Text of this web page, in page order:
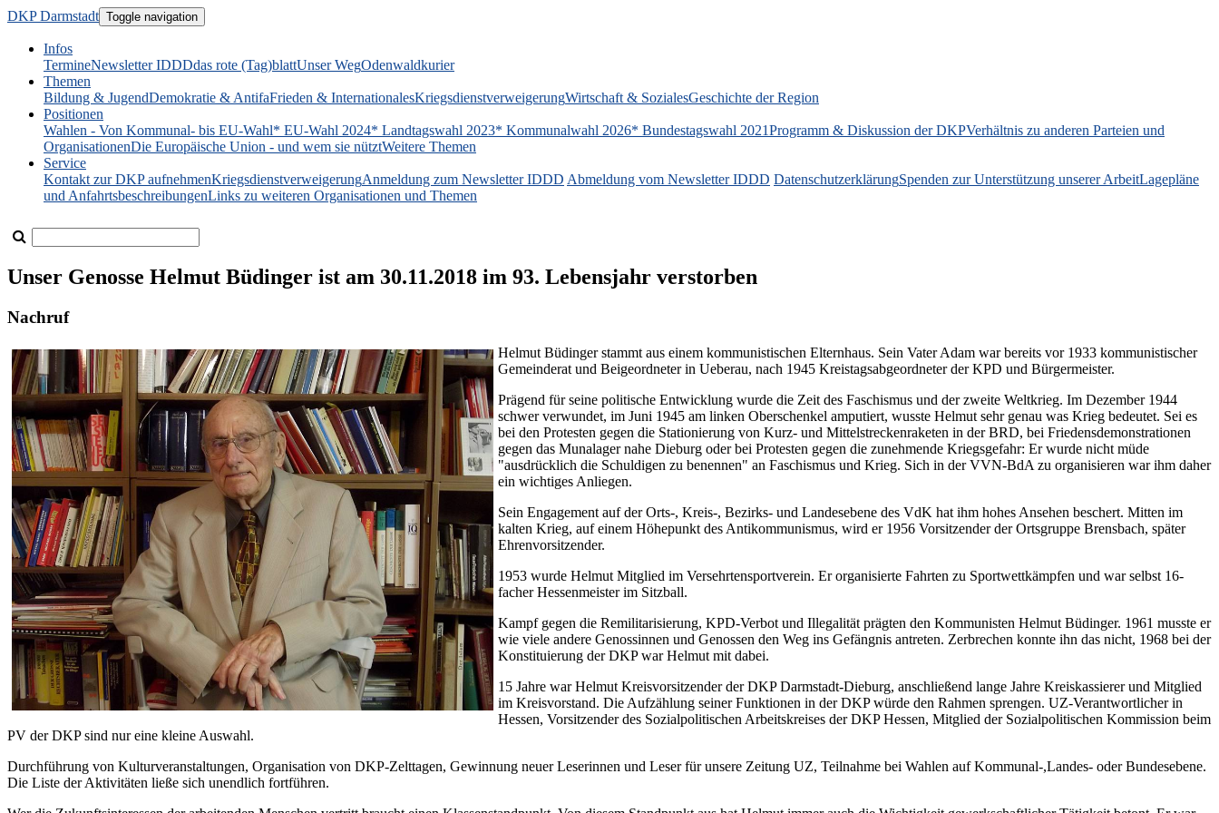
DKP Darmstadt Toggle navigation
Infos
TermineNewsletter IDDDdas rote (Tag)blattUnser WegOdenwaldkurier
Themen
Bildung & JugendDemokratie & AntifaFrieden & InternationalesKriegsdienstverweigerungWirtschaft & SozialesGeschichte der Region
Positionen
Wahlen - Von Kommunal- bis EU-Wahl* EU-Wahl 2024* Landtagswahl 2023* Kommunalwahl 2026* Bundestagswahl 2021Programm & Diskussion der DKPVerhältnis zu anderen Parteien und
OrganisationenDie Europäische Union - und wem sie nütztWeitere Themen
Service
Kontakt zur DKP aufnehmenKriegsdienstverweigerungAnmeldung zum Newsletter IDDD Abmeldung vom Newsletter IDDD DatenschutzerklärungSpenden zur Unterstützung unserer ArbeitLagepläne
und AnfahrtsbeschreibungenLinks zu weiteren Organisationen und Themen
Unser Genosse Helmut Büdinger ist am 30.11.2018 im 93. Lebensjahr verstorben
Nachruf
Helmut Büdinger stammt aus einem kommunistischen Elternhaus. Sein Vater Adam war bereits vor 1933 kommunistischer
Gemeinderat und Beigeordneter in Ueberau, nach 1945 Kreistagsabgeordneter der KPD und Bürgermeister.
Prägend für seine politische Entwicklung wurde die Zeit des Faschismus und der zweite Weltkrieg. Im Dezember 1944
schwer verwundet, im Juni 1945 am linken Oberschenkel amputiert, wusste Helmut sehr genau was Krieg bedeutet. Sei es
bei den Protesten gegen die Stationierung von Kurz- und Mittelstreckenraketen in der BRD, bei Friedensdemonstrationen
gegen das Munalager nahe Dieburg oder bei Protesten gegen die zunehmende Kriegsgefahr: Er wurde nicht müde
"ausdrücklich die Schuldigen zu benennen" an Faschismus und Krieg. Sich in der VVN-BdA zu organisieren war ihm daher
ein wichtiges Anliegen.
Sein Engagement auf der Orts-, Kreis-, Bezirks- und Landesebene des VdK hat ihm hohes Ansehen beschert. Mitten im
kalten Krieg, auf einem Höhepunkt des Antikommunismus, wird er 1956 Vorsitzender der Ortsgruppe Brensbach, später
Ehrenvorsitzender.
1953 wurde Helmut Mitglied im Versehrtensportverein. Er organisierte Fahrten zu Sportwettkämpfen und war selbst 16-
facher Hessenmeister im Sitzball.
Kampf gegen die Remilitarisierung, KPD-Verbot und Illegalität prägten den Kommunisten Helmut Büdinger. 1961 musste er
wie viele andere Genossinnen und Genossen den Weg ins Gefängnis antreten. Zerbrechen konnte ihn das nicht, 1968 bei der
Konstituierung der DKP war Helmut mit dabei.
15 Jahre war Helmut Kreisvorsitzender der DKP Darmstadt-Dieburg, anschließend lange Jahre Kreiskassierer und Mitglied
im Kreisvorstand. Die Aufzählung seiner Funktionen in der DKP würde den Rahmen sprengen. UZ-Verantwortlicher in
Hessen, Vorsitzender des Sozialpolitischen Arbeitskreises der DKP Hessen, Mitglied der Sozialpolitischen Kommission beim
PV der DKP sind nur eine kleine Auswahl.
Durchführung von Kulturveranstaltungen, Organisation von DKP-Zelttagen, Gewinnung neuer Leserinnen und Leser für unsere Zeitung UZ, Teilnahme bei Wahlen auf Kommunal-,Landes- oder Bundesebene.
Die Liste der Aktivitäten ließe sich unendlich fortführen.